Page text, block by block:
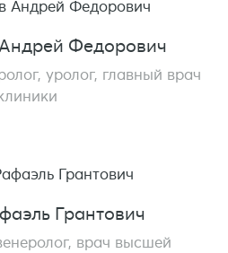
Федорович
уролог, главный врач
Грантович
врач высшей